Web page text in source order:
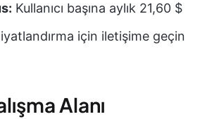
Kullanıcı başına aylık 21,60 $
için iletişime geçin
Alanı